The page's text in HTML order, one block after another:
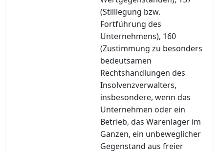
(Stilllegung bzw.
Fortführung des
Unternehmens), 160
(Zustimmung zu besonders
bedeutsamen
Rechtshandlungen des
Insolvenzverwalters,
insbesondere, wenn das
Unternehmen oder ein
Betrieb, das Warenlager im
Ganzen, ein unbeweglicher
Gegenstand aus freier